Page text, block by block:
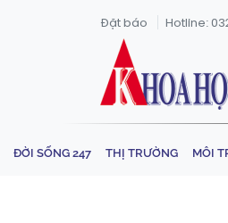
Đặt báo Hotline:
ĐỜI SỐNG 247 THỊ TRƯỜNG MÔI